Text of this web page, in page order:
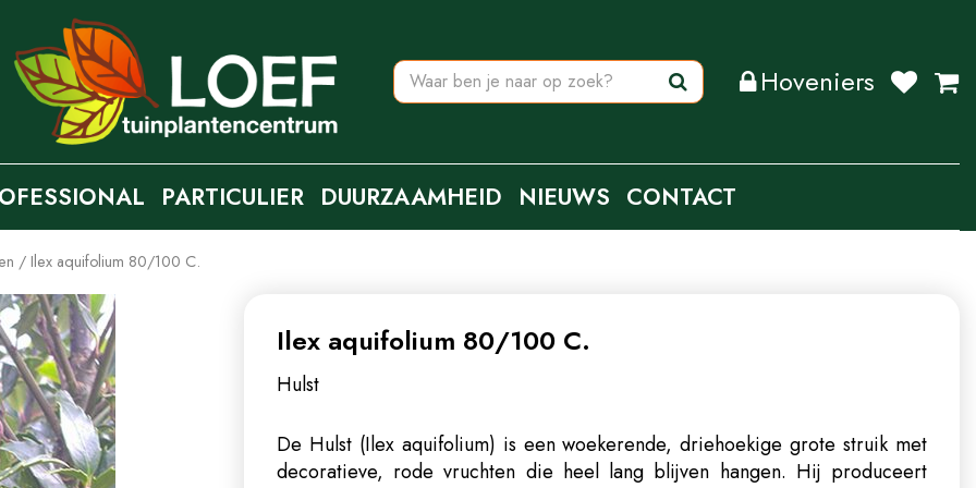
Ilex aquifolium 80/100 C.
Hoveniers
PARTICULIER DUURZAAMHEID NIEUWS CONTACT
Ilex aquifolium 80/100 C.
Hulst
De Hulst (Ilex aquifolium) is een woekerende, driehoekige grote struik met
decoratieve, rode vruchten die heel lang blijven hangen. Hij produceert